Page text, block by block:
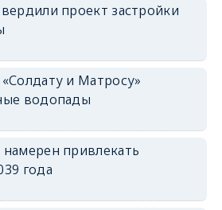
проект застройки
и Матросу»
водопады
привлекать
года